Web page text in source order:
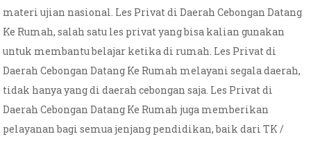
materi ujian nasional. Les Privat di Daerah Cebongan Datang
Ke Rumah, salah satu les privat yang bisa kalian gunakan
untuk membantu belajar ketika di rumah. Les Privat di
Daerah Cebongan Datang Ke Rumah melayani segala daerah,
tidak hanya yang di daerah cebongan saja. Les Privat di
Daerah Cebongan Datang Ke Rumah juga memberikan
pelayanan bagi semua jenjang pendidikan, baik dari TK /